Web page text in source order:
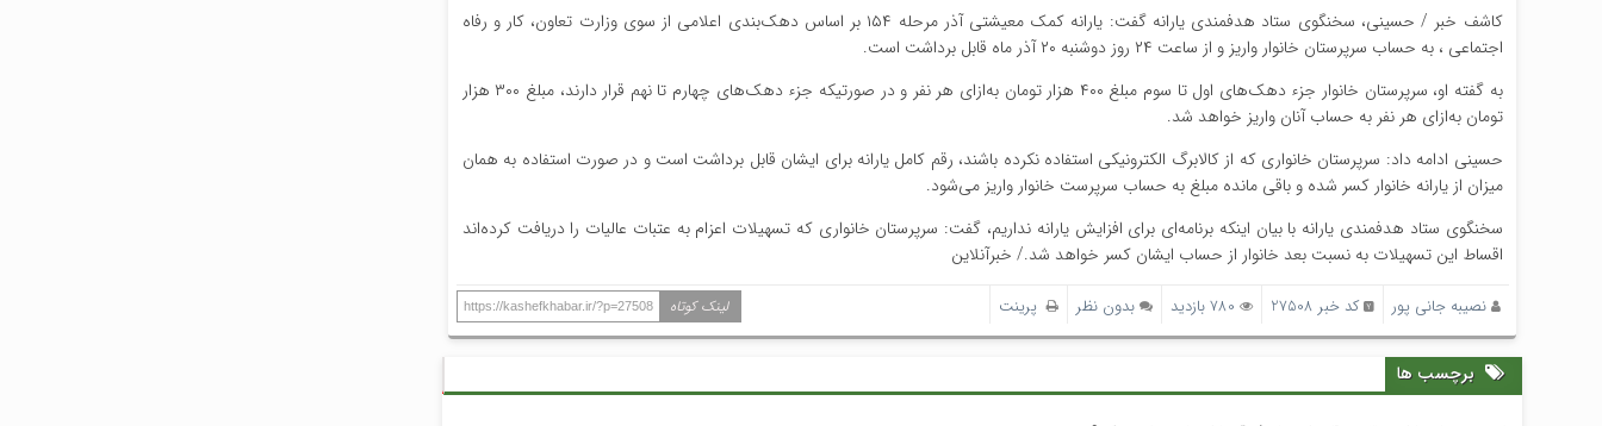
کاشف خبر / حسینی، سخنگوی ستاد هدفمندی یارانه گفت: یارانه کمک معیشتی آذر مرحله ۱۵۴ بر اساس دهک‌بندی اعلامی از سوی وزارت تعاون، کار و رفاه
اجتماعی ، به حساب سرپرستان خانوار واریز و از ساعت ۲۴ روز دوشنبه ۲۰ آذر ماه قابل برداشت است.
به گفته او، سرپرستان خانوار جزء دهک‌های اول تا سوم مبلغ ۴۰۰ هزار تومان به‌ازای هر نفر و در صورتیکه جزء دهک‌های چهارم تا نهم قرار دارند، مبلغ ۳۰۰ هزار
تومان به‌ازای هر نفر به حساب آنان واریز خواهد شد.
حسینی ادامه داد: سرپرستان خانواری که از کالابرگ الکترونیکی استفاده نکرده باشند، رقم کامل یارانه برای ایشان قابل برداشت است و در صورت استفاده به همان
میزان از یارانه خانوار کسر شده و باقی مانده مبلغ به حساب سرپرست خانوار واریز می‌شود.
سخنگوی ستاد هدفمندی یارانه با بیان اینکه برنامه‌ای برای افزایش یارانه نداریم، گفت: سرپرستان خانواری که تسهیلات اعزام به عتبات عالیات را دریافت کرده‌اند
اقساط این تسهیلات به نسبت بعد خانوار از حساب ایشان کسر خواهد شد./ خبرآنلاین
نصیبه جانی پور کد خبر 27508 بدون نظر پرینت لینک کوتاه https://kashefkhabar.ir/?p=27508
برچسب ها